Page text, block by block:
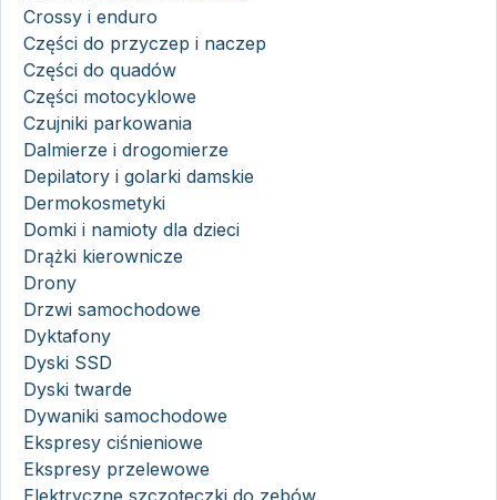
Crossy i enduro
Części do przyczep i naczep
Części do quadów
Części motocyklowe
Czujniki parkowania
Dalmierze i drogomierze
Depilatory i golarki damskie
Dermokosmetyki
Domki i namioty dla dzieci
Drążki kierownicze
Drony
Drzwi samochodowe
Dyktafony
Dyski SSD
Dyski twarde
Dywaniki samochodowe
Ekspresy ciśnieniowe
Ekspresy przelewowe
Elektryczne szczoteczki do zębów